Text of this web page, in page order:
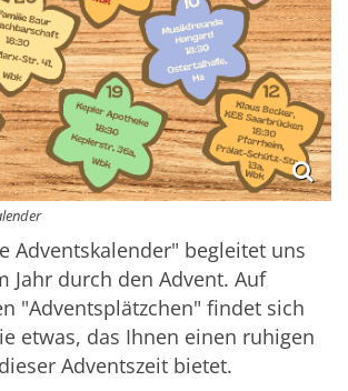
Adventskalender" begleitet uns
Jahr durch den Advent. Auf
"Adventsplätzchen" findet sich
etwas, das Ihnen einen ruhigen
Adventszeit bietet.